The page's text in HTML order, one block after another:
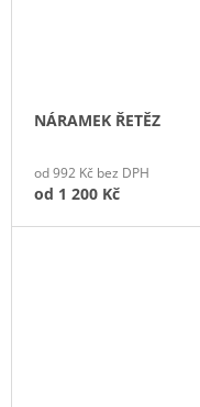
NÁRAMEK ŘETĚZ
od 992 Kč bez DPH
od 1 200 Kč